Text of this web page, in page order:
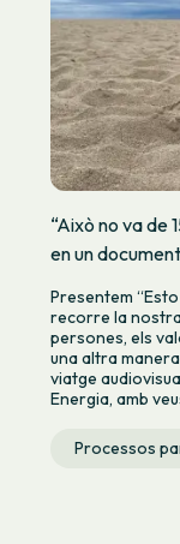
“Això no va de
en un
Presentem
recorre la
persones, els
una altra
viatge
Energia, amb
Processos